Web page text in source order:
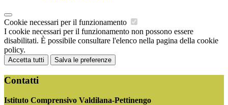
Cookie necessari per il funzionamento
I cookie necessari per il funzionamento non possono essere
disabilitati. È possibile consultare l'elenco nella pagina della cookie
policy.
Accetta tutti Salva le preferenze
Contatti
Istituto Comprensivo Valdilana-Pettinengo